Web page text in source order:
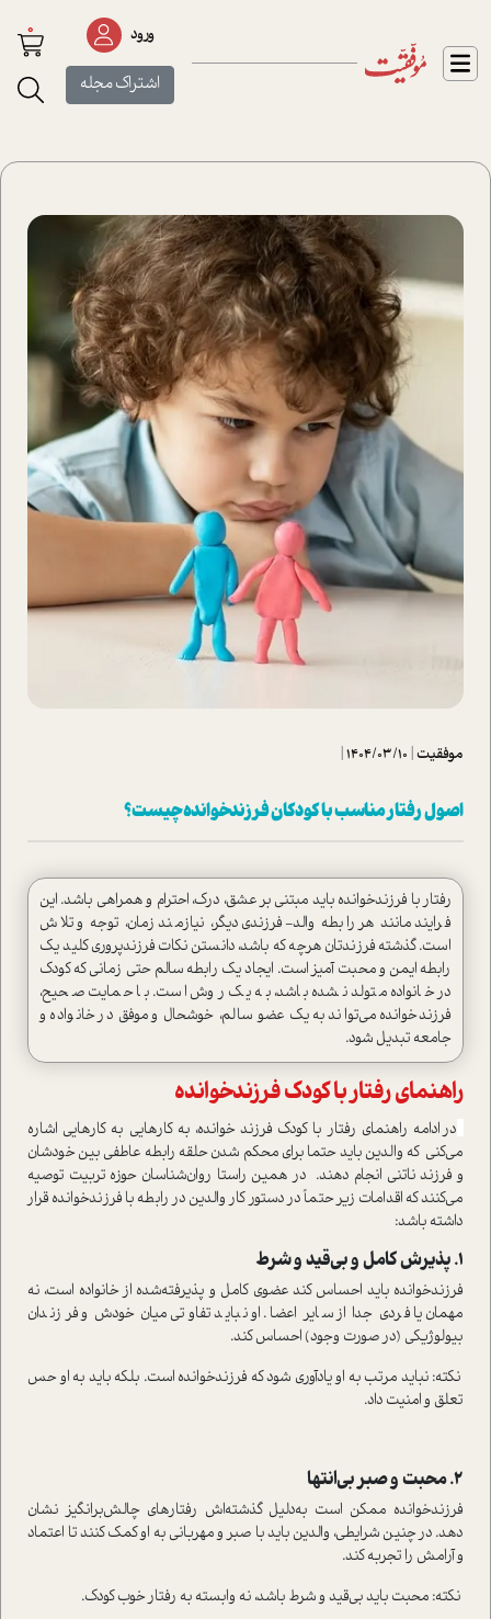
ورود
اشتراک مجله
0
موفقیت|
1404/03/10
|
اصول رفتار مناسب با کودکان فرزندخوانده چیست؟
رفتار با فرزندخوانده باید مبتنی بر عشق، درک، احترام و همراهی باشد. این
فرایند مانند هر رابطه والد-فرزندی دیگر، نیازمند زمان، توجه و تلاش
است. گذشته فرزندتان هرچه که باشد، دانستن نکات فرزندپروری کلید یک
رابطه ایمن و محبت آمیز است. ایجاد یک رابطه سالم حتی زمانی که کودک
در خانواده‌ متولد نشده‌ باشد، به یک روش است. با حمایت صحیح،
فرزندخوانده می‌تواند به یک عضو سالم، خوشحال و موفق در خانواده و
جامعه تبدیل شود.
راهنمای رفتار با کودک فرزند‌خوانده
در ادامه راهنمای رفتار با کودک فرزند خوانده، به کارهایی به کارهایی اشاره
می‌کنی که والدین باید حتما برای محکم شدن حلقه رابطه عاطفی بین خودشان
و فرزند ناتنی انجام دهند. در همین راستا روان‌شناسان حوزه تربیت توصیه
می‌کنند که اقدامات زیر حتماً در دستور کار والدین در رابطه با فرزندخوانده قرار
داشته باشد:
1. پذیرش کامل و بی‌قید و شرط
فرزندخوانده باید احساس کند عضوی کامل و پذیرفته‌شده از خانواده است، نه
مهمان یا فردی جدا از سایر اعضا. او نباید تفاوتی میان خودش و فرزندان
بیولوژیکی (در صورت وجود) احساس کند.
نکته: نباید مرتب به او یادآوری شود که فرزندخوانده است. بلکه باید به او حس
تعلق و امنیت داد.
2. محبت و صبر بی‌انتها
فرزندخوانده ممکن است به‌دلیل گذشته‌اش رفتارهای چالش‌برانگیز نشان
دهد. در چنین شرایطی، والدین باید با صبر و مهربانی به او کمک کنند تا اعتماد
و آرامش را تجربه کند.
نکته: محبت باید بی‌قید و شرط باشد، نه وابسته به رفتار خوب کودک.